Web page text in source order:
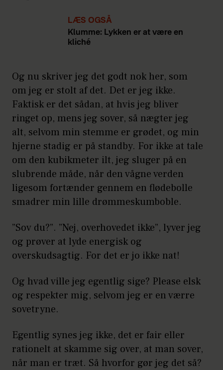
LÆS OGSÅ
Klumme: Lykken er at være en
kliché
Og nu skriver jeg det godt nok her, som
om jeg er stolt af det. Det er jeg ikke.
Faktisk er det sådan, at hvis jeg bliver
ringet op, mens jeg sover, så nægter jeg
alt, selvom min stemme er grødet, og min
hjerne stadig er på standby. For ikke at tale
om den kubikmeter ilt, jeg sluger på en
slubrende måde, når den vågne verden
ligesom fortænder gennem en flødebolle
smadrer min lille drømmeskumboble.
”Sov du?”. ”Nej, overhovedet ikke”, lyver jeg
og prøver at lyde energisk og
overskudsagtig. For det er jo ikke nat!
Og hvad ville jeg egentlig sige? Please elsk
og respekter mig, selvom jeg er en værre
sovetryne.
Egentlig synes jeg ikke, det er fair eller
rationelt at skamme sig over, at man sover,
når man er træt. Så hvorfor gør jeg det så?